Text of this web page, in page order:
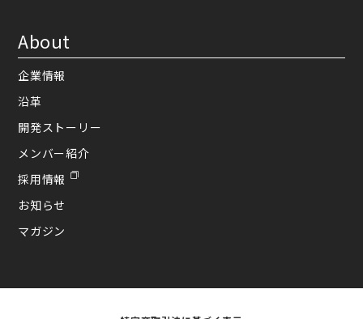
About
企業情報
沿革
開発ストーリー
メンバー紹介
採用情報
お知らせ
マガジン